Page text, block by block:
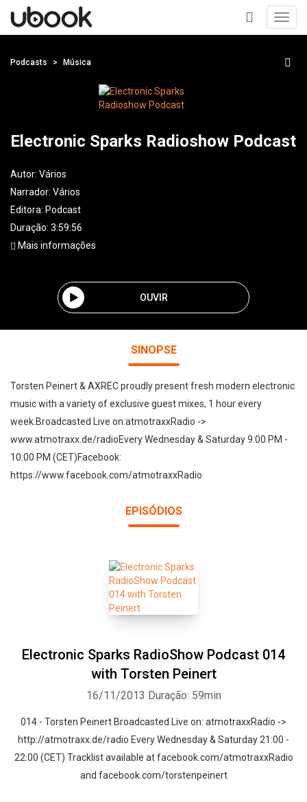
+
Podcasts Música
Electronic Sparks Radioshow Podcast
Autor: Vários
Narrador: Vários
Editora: Podcast
Duração: 3:59:56
Mais informações
OUVIR
SINOPSE
Torsten Peinert & AXREC proudly present fresh modern electronic
music with a variety of exclusive guest mixes, 1 hour every
week.Broadcasted Live on:atmotraxxRadio ->
www.atmotraxx.de/radioEvery Wednesday & Saturday 9:00 PM -
10:00 PM (CET)Facebook:
https://www.facebook.com/atmotraxxRadio
EPISÓDIOS
Electronic Sparks RadioShow Podcast 014
with Torsten Peinert
16/11/2013 Duração: 59min
014 - Torsten Peinert Broadcasted Live on: atmotraxxRadio ->
http://atmotraxx.de/radio Every Wednesday & Saturday 21:00 -
22:00 (CET) Tracklist available at facebook.com/atmotraxxRadio
and facebook.com/torstenpeinert